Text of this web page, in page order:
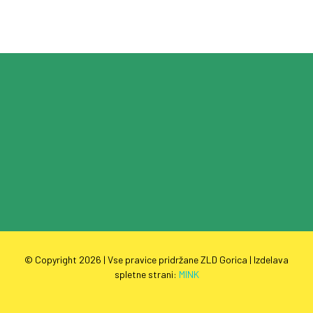
© Copyright 2026 | Vse pravice pridržane ZLD Gorica | Izdelava
spletne strani: MINK